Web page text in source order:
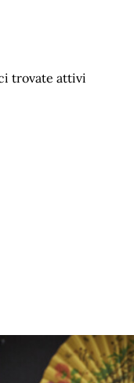
trovate attivi